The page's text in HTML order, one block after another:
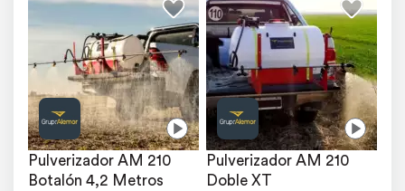
Pulverizador AM 210
Botalón 4,2 Metros
Pulverizador AM 210
Doble XT